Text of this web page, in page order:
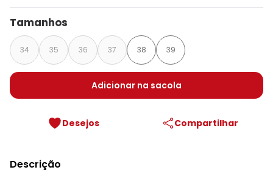
Tamanhos
34 35 36 37 38 39
Adicionar na sacola
Desejos Compartilhar
Descrição